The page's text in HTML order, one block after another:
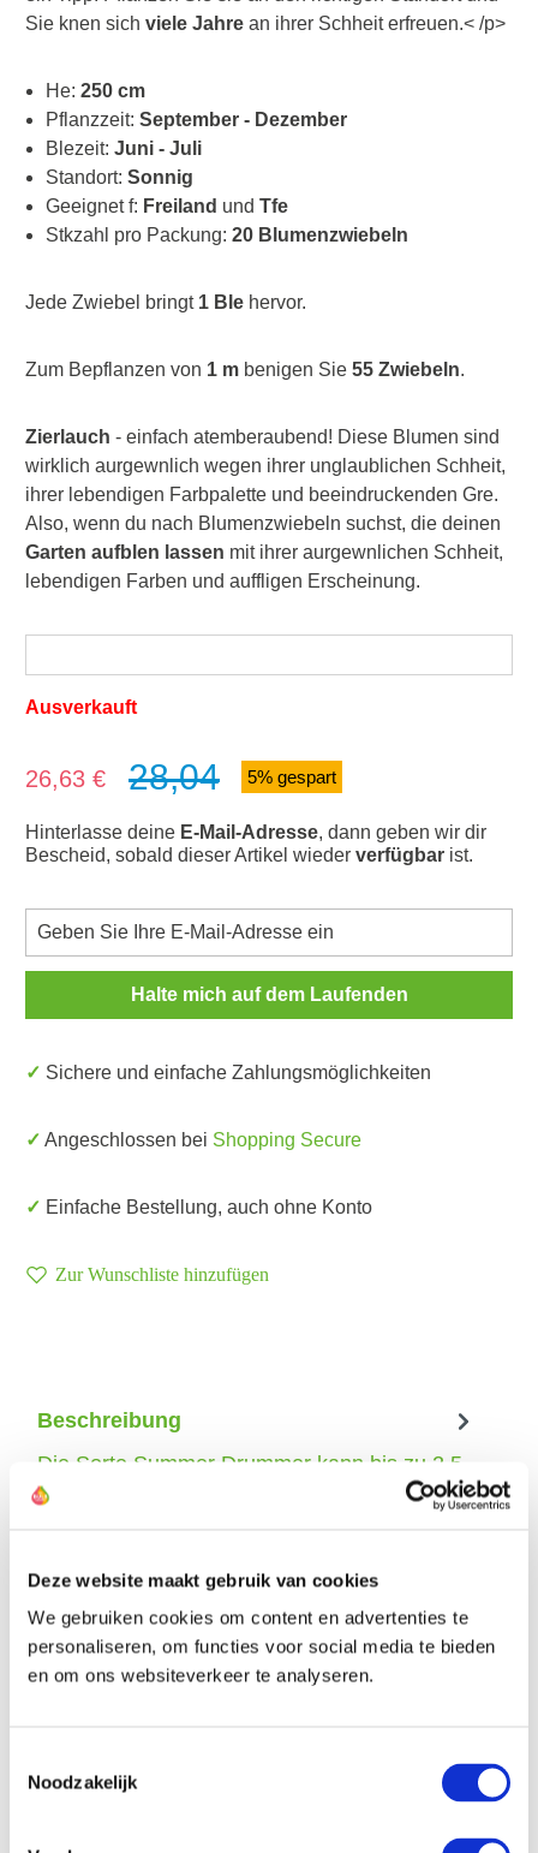
Deze website maakt gebruik van cookies
We gebruiken cookies om content en advertenties te
personaliseren, om functies voor social media te bieden
en om ons websiteverkeer te analyseren.
Noodzakelijk
Sie knen sich viele Jahre an ihrer Schheit erfreuen.< /p>
He: 250 cm
Pflanzzeit: September - Dezember
Blezeit: Juni - Juli
Standort: Sonnig
Geeignet f: Freiland und Tfe
Stkzahl pro Packung: 20 Blumenzwiebeln
Jede Zwiebel bringt 1 Ble hervor.
Zum Bepflanzen von 1 m benigen Sie 55 Zwiebeln.
Zierlauch - einfach atemberaubend! Diese Blumen sind
wirklich aurgewnlich wegen ihrer unglaublichen Schheit,
ihrer lebendigen Farbpalette und beeindruckenden Gre.
Also, wenn du nach Blumenzwiebeln suchst, die deinen
Garten aufblen lassen mit ihrer aurgewnlichen Schheit,
lebendigen Farben und auffligen Erscheinung.
Ausverkauft
Verkaufspreis:
26,63 € 28,04 5% gespart
Hinterlasse deine E-Mail-Adresse, dann geben wir dir
Bescheid, sobald dieser Artikel wieder verfügbar ist.
Halte mich auf dem Laufenden
✓ Sichere und einfache Zahlungsmöglichkeiten
✓ Angeschlossen bei Shopping Secure
✓ Einfache Bestellung, auch ohne Konto
Zur Wunschliste hinzufügen
Beschreibung
Die Sorte Summer Drummer kann bis zu 2,5
m hoch werden, und wrend der Blezeit